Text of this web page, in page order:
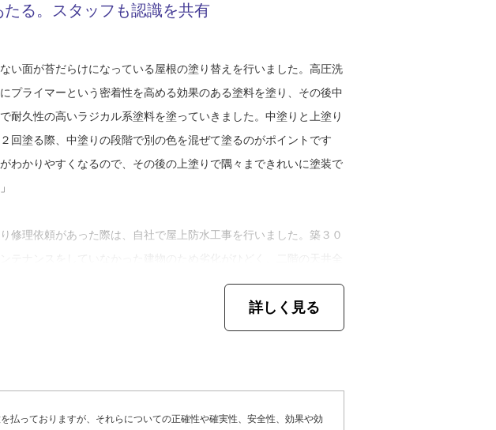
AYP
って来られたと思っています」
タッフが在籍している宮本塗装。宮本さんは、ゆくゆくは彼らに独立
えています。それぞれが独り立ちして、お互い手が足りない時に助
が一番いい形だと思うと話していました。
を育てるのは大変かもしれないけど、色んな人と出会えた方が僕自
がるんですよ。そうやって今後もどんどん自分を向上させ、仕事に
る。スタッフも認識を共有
ない面が苔だらけになっている屋根の塗り替えを行いました。高圧洗
プライマーという密着性を高める効果のある塗料を塗り、その後中
耐久性の高いラジカル系塗料を塗っていきました。中塗りと上塗り
回塗る際、中塗りの段階で別の色を混ぜて塗るのがポイントです
わかりやすくなるので、その後の上塗りで隅々まできれいに塗装で
修理依頼があった際は、自社で屋上防水工事を行いました。築３０
ていたそう。既存の防水を剥がして補修し、下地調整してからウレタ
詳しく見る
払っておりますが、それらについての正確性や確実性、安全性、効果や効